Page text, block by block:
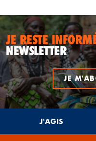
JE RESTE
NEWSLETTER
JE
J'AGIS